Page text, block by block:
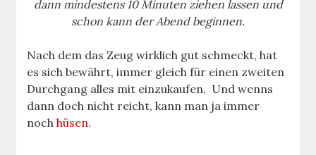
dann mindestens 10 Minuten ziehen lassen und
schon kann der Abend beginnen.
Nach dem das Zeug wirklich gut schmeckt, hat
es sich bewährt, immer gleich für einen zweiten
Durchgang alles mit einzukaufen. Und wenns
dann doch nicht reicht, kann man ja immer
nochhüsen.